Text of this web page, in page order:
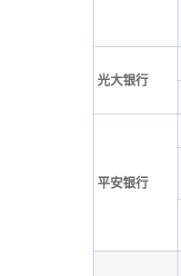
光大银行
平安银行